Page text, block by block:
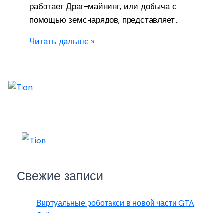
работает Драг-майнинг, или добыча с
помощью земснарядов, представляет…
Читать дальше »
Свежие записи
Виртуальные роботакси в новой части GTA